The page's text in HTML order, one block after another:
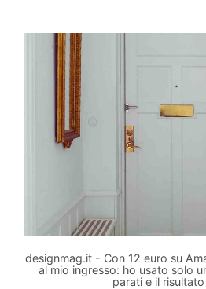
designmag.it - Con 12 euro su
al mio ingresso: ho usato solo
parati e il